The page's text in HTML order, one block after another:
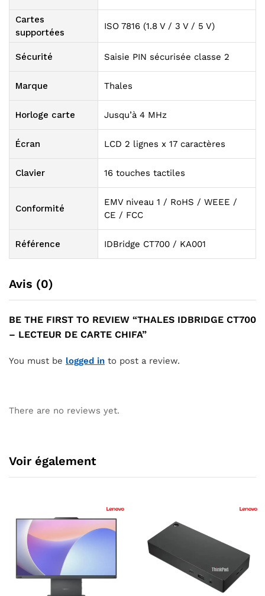
Cartes
supportées
ISO 7816 (1.8 V / 3 V / 5 V)
Sécurité Saisie PIN sécurisée classe 2
Marque Thales
Horloge carte Jusqu’à 4 MHz
Écran LCD 2 lignes x 17 caractères
Clavier 16 touches tactiles
Conformité
EMV niveau 1 / RoHS / WEEE /
CE / FCC
Référence IDBridge CT700 / KA001
Avis (0)
BE THE FIRST TO REVIEW “THALES IDBRIDGE CT700
– LECTEUR DE CARTE CHIFA”
You must be logged in to post a review.
There are no reviews yet.
Voir également